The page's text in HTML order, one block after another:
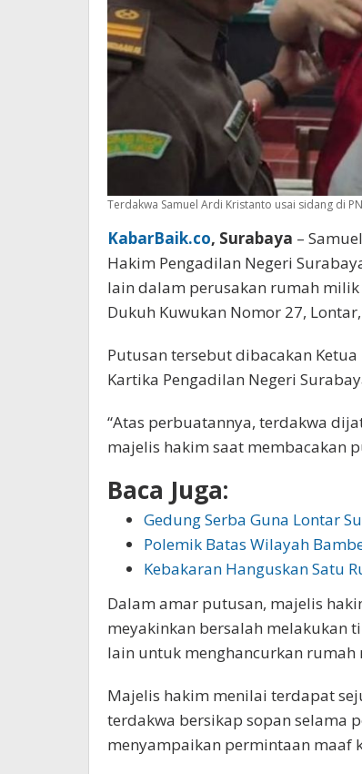
Terdakwa Samuel Ardi Kristanto usai sidang di
KabarBaik.co, Surabaya –
Hakim Pengadilan Negeri
lain dalam perusakan rumah milik
Dukuh Kuwukan Nomor 27,
Putusan tersebut dibacakan
Kartika Pengadilan Negeri
“Atas perbuatannya, terdakwa
majelis hakim saat membacakan
Baca Juga:
Gedung Serba Guna Lontar
Polemik Batas Wilayah
Kebakaran Hanguskan Satu
Dalam amar putusan, majelis
meyakinkan bersalah melakukan
lain untuk menghancurkan rumah
Majelis hakim menilai terdapat
terdakwa bersikap sopan selama
menyampaikan permintaan maaf